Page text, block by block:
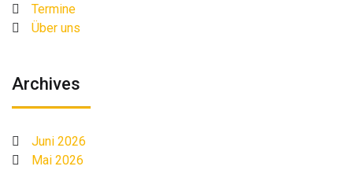
Termine
Über uns
Archives
Juni 2026
Mai 2026